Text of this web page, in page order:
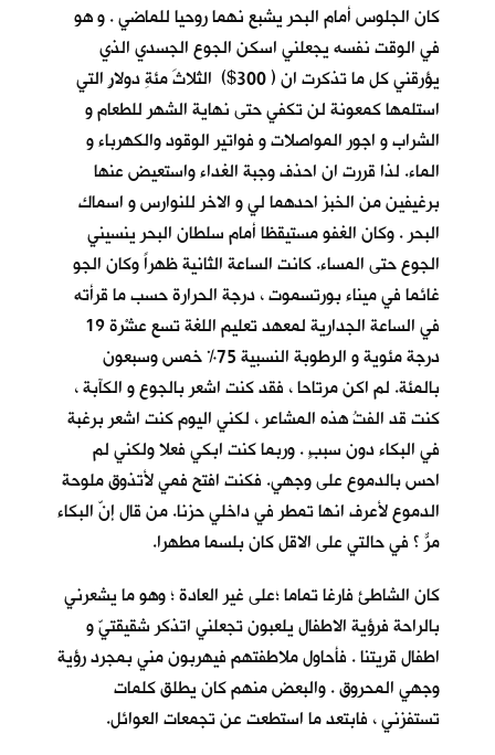
كان الجلوس أمام البحر يشبع نهما روحيا للماضي . و هو
في الوقت نفسه يجعلني اسكن الجوع الجسدي الذي
يؤرقني كل ما تذكرت ان ( 300$) الثلاثَ مئةِ دولارٍ التي
استلمها كمعونة لن تكفي حتى نهاية الشهر للطعام و
الشراب و اجور المواصلات و فواتير الوقود والكهرباء و
الماء. لذا قررت ان احذف وجبة الغداء واستعيض عنها
برغيفين من الخبز احدهما لي و الاخر للنوارس و اسماك
البحر . وكان الغفو مستيقظا أمام سلطان البحر ينسيني
الجوع حتى المساء. كانت الساعة الثانية ظهراً وكان الجو
غائما في ميناء بورتسموت ، درجة الحرارة حسب ما قرأته
في الساعة الجدارية لمعهد تعليم اللغة تسع عشْرة 19
درجة مئوية و الرطوبة النسبية 75% خمس وسبعون
بالمئة. لم اكن مرتاحا ، فقد كنت اشعر بالجوع و الكآبة ،
كنت قد الفتُ هذه المشاعر ، لكني اليوم كنت اشعر برغبة
في البكاء دون سببٍ . وربما كنت ابكي فعلا ولكني لم
احس بالدموع على وجهي. فكنت افتح فمي لأتذوق ملوحة
الدموع لأعرف انها تمطر في داخلي حزنا. من قال إنّ البكاء
مرٌّ ؟ في حالتي على الاقل كان بلسما مطهرا.
كان الشاطئ فارغا تماما ؛على غير العادة ؛ وهو ما يشعرني
بالراحة فرؤية الاطفال يلعبون تجعلني اتذكر شقيقتيّ و
اطفال قريتنا . فأحاول ملاطفتهم فيهربون مني بمجرد رؤية
وجهي المحروق . والبعض منهم كان يطلق كلمات
تستفزني ، فابتعد ما استطعت عن تجمعات العوائل.